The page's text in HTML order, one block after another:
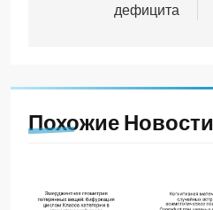
дефицита
Похожие Новости